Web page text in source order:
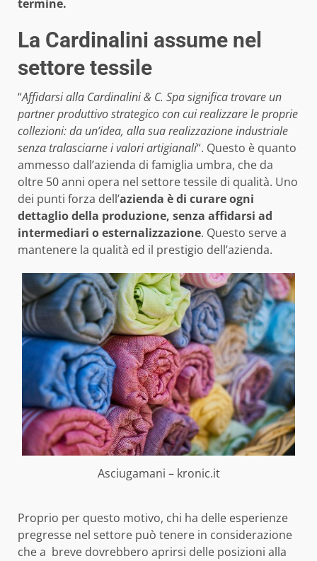
termine.
La Cardinalini assume nel
settore tessile
“Affidarsi alla Cardinalini & C. Spa significa trovare un
partner produttivo strategico con cui realizzare le proprie
collezioni: da un’idea, alla sua realizzazione industriale
senza tralasciarne i valori artigianali“. Questo è quanto
ammesso dall’azienda di famiglia umbra, che da
oltre 50 anni opera nel settore tessile di qualità. Uno
dei punti forza dell’azienda è di curare ogni
dettaglio della produzione, senza affidarsi ad
intermediari o esternalizzazione. Questo serve a
mantenere la qualità ed il prestigio dell’azienda.
Asciugamani – kronic.it
Proprio per questo motivo, chi ha delle esperienze
pregresse nel settore può tenere in considerazione
che a breve dovrebbero aprirsi delle posizioni alla